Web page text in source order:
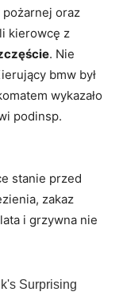
pożarnej oraz
kierowcę z
. Nie
bmw był
wykazało
podinsp.
stanie przed
zakaz
i grzywna nie